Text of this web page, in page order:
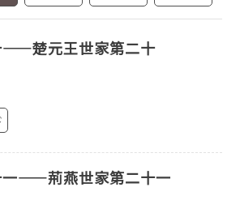
——楚元王世家第二十
一——荊燕世家第二十一